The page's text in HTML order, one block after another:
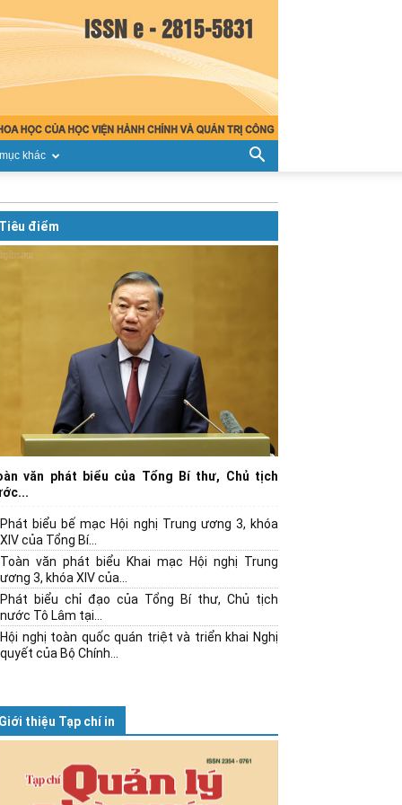
khác
Tiêu điểm
văn phát biểu của Tổng Bí thư, Chủ tịch
Phát biểu bế mạc Hội nghị Trung ương 3, khóa
XIV của Tổng Bí...
Toàn văn phát biểu Khai mạc Hội nghị Trung
ương 3, khóa XIV của...
Phát biểu chỉ đạo của Tổng Bí thư, Chủ tịch
nước Tô Lâm tại...
Hội nghị toàn quốc quán triệt và triển khai Nghị
quyết của Bộ Chính...
Giới thiệu Tạp chí in